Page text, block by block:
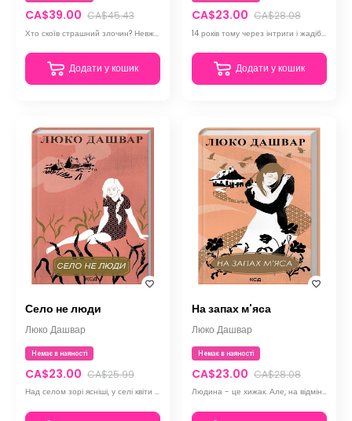
CA$39.00 CA$45.43
Хто скоїв страшний злочин? Невже спадок вартий життя рідної людини? Всі секрети будуть розкриті
Додати у кошик
CA$23.00 CA$28.08
14 років тому через інтриги і жадібність сільського магната Івана Залусківського згоріла Шанівка
Додати у кошик
Село не люди
Люко Дашвар
Немає в наяності
CA$23.00 CA$25.99
Над селом зорі ясніші, у селі квіти пахнуть п’янкіше, сільські дівчата дорослішають раніше.
На запах м'яса
Люко Дашвар
Немає в наяності
CA$23.00 CA$28.08
Людина - це хижак. Але, на відміну від тваринного світу, у неї своє "м’ясо"